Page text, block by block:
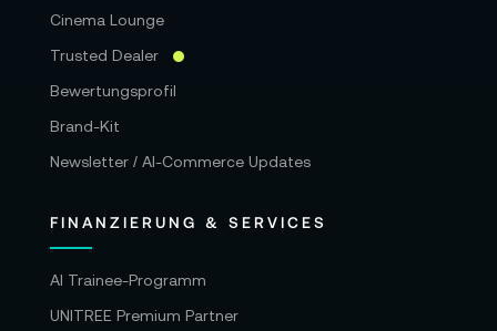
Cinema Lounge
Trusted Dealer
Bewertungsprofil
Brand-Kit
Newsletter / AI-Commerce Updates
FINANZIERUNG & SERVICES
AI Trainee-Programm
UNITREE Premium Partner